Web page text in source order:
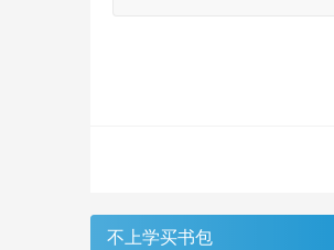
不上学买书包